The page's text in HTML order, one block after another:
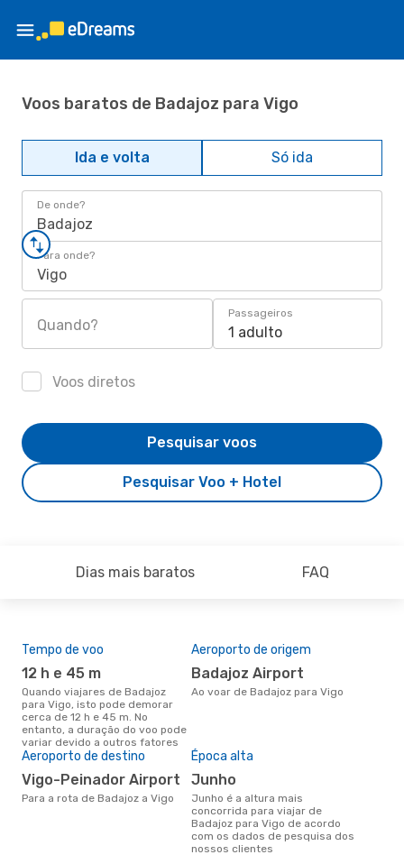
Voos baratos de Badajoz para Vigo
Ida e volta Só ida
De onde?
Badajoz
Para onde?
Vigo
Quando?
Passageiros
1 adulto
Voos diretos
Pesquisar Voo + Hotel
Pesquisar voos
Dias mais baratos FAQ
Tempo de voo
12 h e 45 m
Quando viajares de Badajoz
para Vigo, isto pode demorar
cerca de 12 h e 45 m. No
entanto, a duração do voo pode
variar devido a outros fatores
Aeroporto de origem
Badajoz Airport
Ao voar de Badajoz para Vigo
Aeroporto de destino
Vigo-Peinador Airport
Para a rota de Badajoz a Vigo
Época alta
junho
junho é a altura mais
concorrida para viajar de
Badajoz para Vigo de acordo
com os dados de pesquisa dos
nossos clientes